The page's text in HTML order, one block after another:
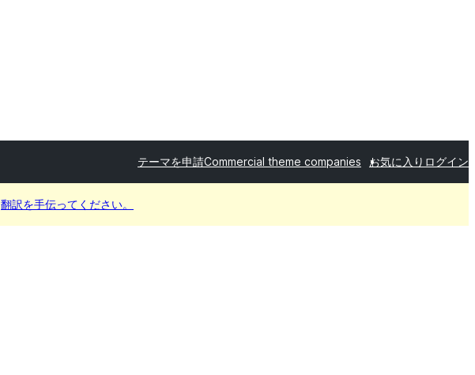
テーマを申請Commercial theme companies お気に入り ログイン
翻訳を手伝ってください。